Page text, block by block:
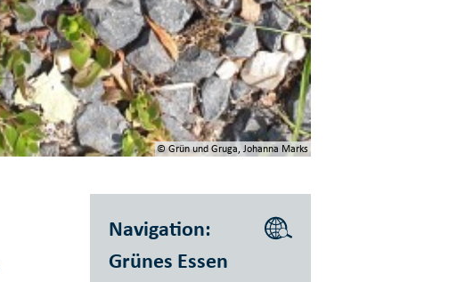
© Grün und Gruga, Johanna Marks
Navigation:
Grünes Essen